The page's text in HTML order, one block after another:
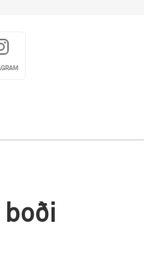
boði